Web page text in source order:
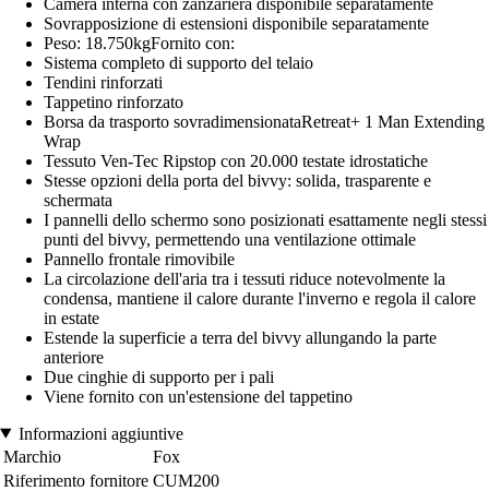
Sovrapposizione di estensioni disponibile separatamente
Peso: 18.750kgFornito con:
Sistema completo di supporto del telaio
Tendini rinforzati
Tappetino rinforzato
Borsa da trasporto sovradimensionataRetreat+ 1 Man Extending
Wrap
Tessuto Ven-Tec Ripstop con 20.000 testate idrostatiche
Stesse opzioni della porta del bivvy: solida, trasparente e
schermata
I pannelli dello schermo sono posizionati esattamente negli stessi
punti del bivvy, permettendo una ventilazione ottimale
Pannello frontale rimovibile
La circolazione dell'aria tra i tessuti riduce notevolmente la
condensa, mantiene il calore durante l'inverno e regola il calore
in estate
Estende la superficie a terra del bivvy allungando la parte
anteriore
Due cinghie di supporto per i pali
Viene fornito con un'estensione del tappetino
Informazioni aggiuntive
Marchio
Fox
Riferimento fornitore CUM200